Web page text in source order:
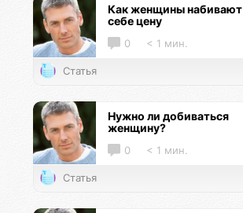
Как женщины набивают
себе цену
0 < 1 мин.
Статья
Нужно ли добиваться
женщину?
0 < 1 мин.
Статья